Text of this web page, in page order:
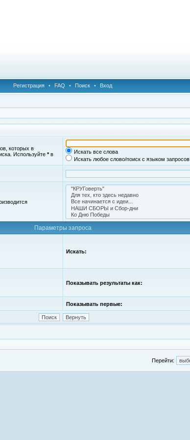
Регистрация • FAQ • Поиск • Вход
которых в
Используйте *в
Искать все слова
Искать любое слово/поиск с языком запросов
Параметры запроса
Искать:
Показывать результаты как:
Показывать первые:
Перейти: